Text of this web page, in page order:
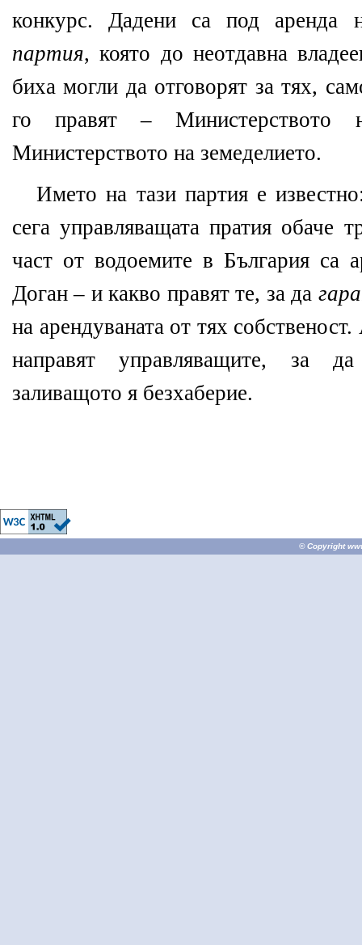
конкурс. Дадени са под
партия, която до неотдавна
биха могли да отговорят за тях,
го правят – Министерството
Министерството на земеделието.
Името на тази партия е
сега управляващата пратия обаче
част от водоемите в България са
Доган – и какво правят те, за да
на арендуваната от тях
направят управляващите, за
заливащото я безхаберие.
© Copyright